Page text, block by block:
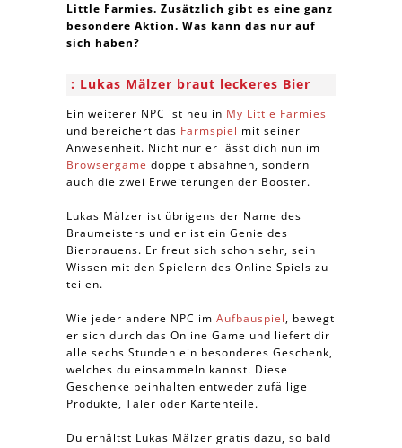
Little Farmies. Zusätzlich gibt es eine ganz
besondere Aktion. Was kann das nur auf
sich haben?
Lukas Mälzer braut leckeres Bier
Ein weiterer NPC ist neu in My Little Farmies
und bereichert das Farmspiel mit seiner
Anwesenheit. Nicht nur er lässt dich nun im
Browsergame doppelt absahnen, sondern
auch die zwei Erweiterungen der Booster.
Lukas Mälzer ist übrigens der Name des
Braumeisters und er ist ein Genie des
Bierbrauens. Er freut sich schon sehr, sein
Wissen mit den Spielern des Online Spiels zu
teilen.
Wie jeder andere NPC im Aufbauspiel, bewegt
er sich durch das Online Game und liefert dir
alle sechs Stunden ein besonderes Geschenk,
welches du einsammeln kannst. Diese
Geschenke beinhalten entweder zufällige
Produkte, Taler oder Kartenteile.
Du erhältst Lukas Mälzer gratis dazu, so bald